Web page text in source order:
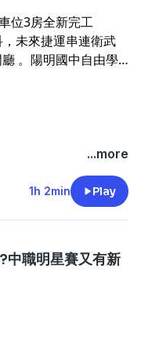
位3房全新完工
未來捷運串連衛武
。陽明國中自由學
...more
1h 2min Play
中職明星賽又有新